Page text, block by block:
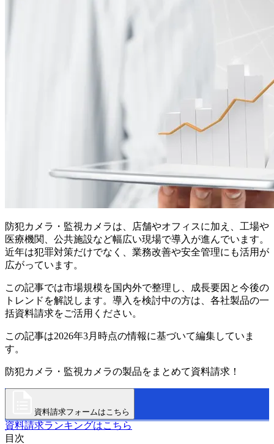
防犯カメラ・監視カメラは、店舗やオフィスに加え、工場や
医療機関、公共施設など幅広い現場で導入が進んでいます。
近年は犯罪対策だけでなく、業務改善や安全管理にも活用が
広がっています。
この記事では市場規模を国内外で整理し、成長要因と今後の
トレンドを解説します。導入を検討中の方は、各社製品の一
括資料請求をご活用ください。
この記事は2026年3月時点の情報に基づいて編集していま
す。
防犯カメラ・監視カメラの製品をまとめて資料請求！
資料請求フォームはこちら
資料請求ランキングはこちら
目次